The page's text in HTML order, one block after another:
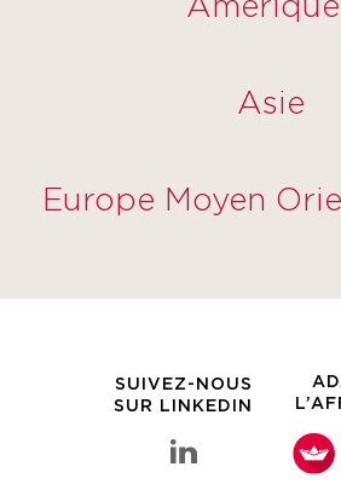
Asie
Europe Moyen
SUIVEZ-NOUS
SUR LINKEDIN
linkedin